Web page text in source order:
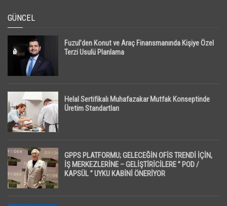
GÜNCEL
Fuzul’den Konut ve Araç Finansmanında Kişiye Özel
Terzi Usulü Planlama
Helal Sertifikalı Muhafazakar Mutfak Konseptinde
Üretim Standartları
GPPS PLATFORMU; GELECEĞİN OFİS TRENDİ İÇİN,
İŞ MERKEZLERİNE – GELİŞTİRİCİLERE ” POD /
KAPSÜL ” UYKU KABİNİ ÖNERİYOR